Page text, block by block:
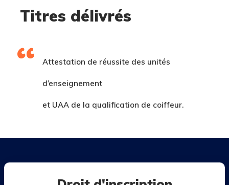
Titres délivrés
Attestation de réussite des unités
d’enseignement
et UAA de la qualification de coiffeur.